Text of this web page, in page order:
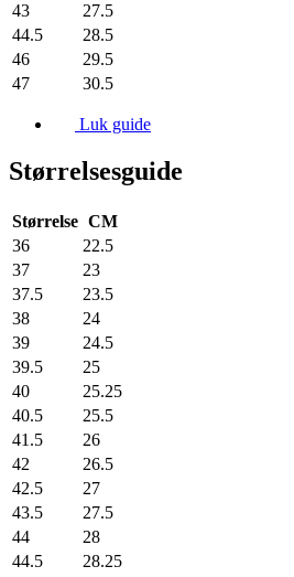
43
27.5
44.5
28.5
46
29.5
47
30.5
Luk guide
Størrelsesguide
Størrelse CM
36
22.5
37
23
37.5
23.5
38
24
39
24.5
39.5
25
40
25.25
40.5
25.5
41.5
26
42
26.5
42.5
27
43.5
27.5
44
28
44.5
28.25